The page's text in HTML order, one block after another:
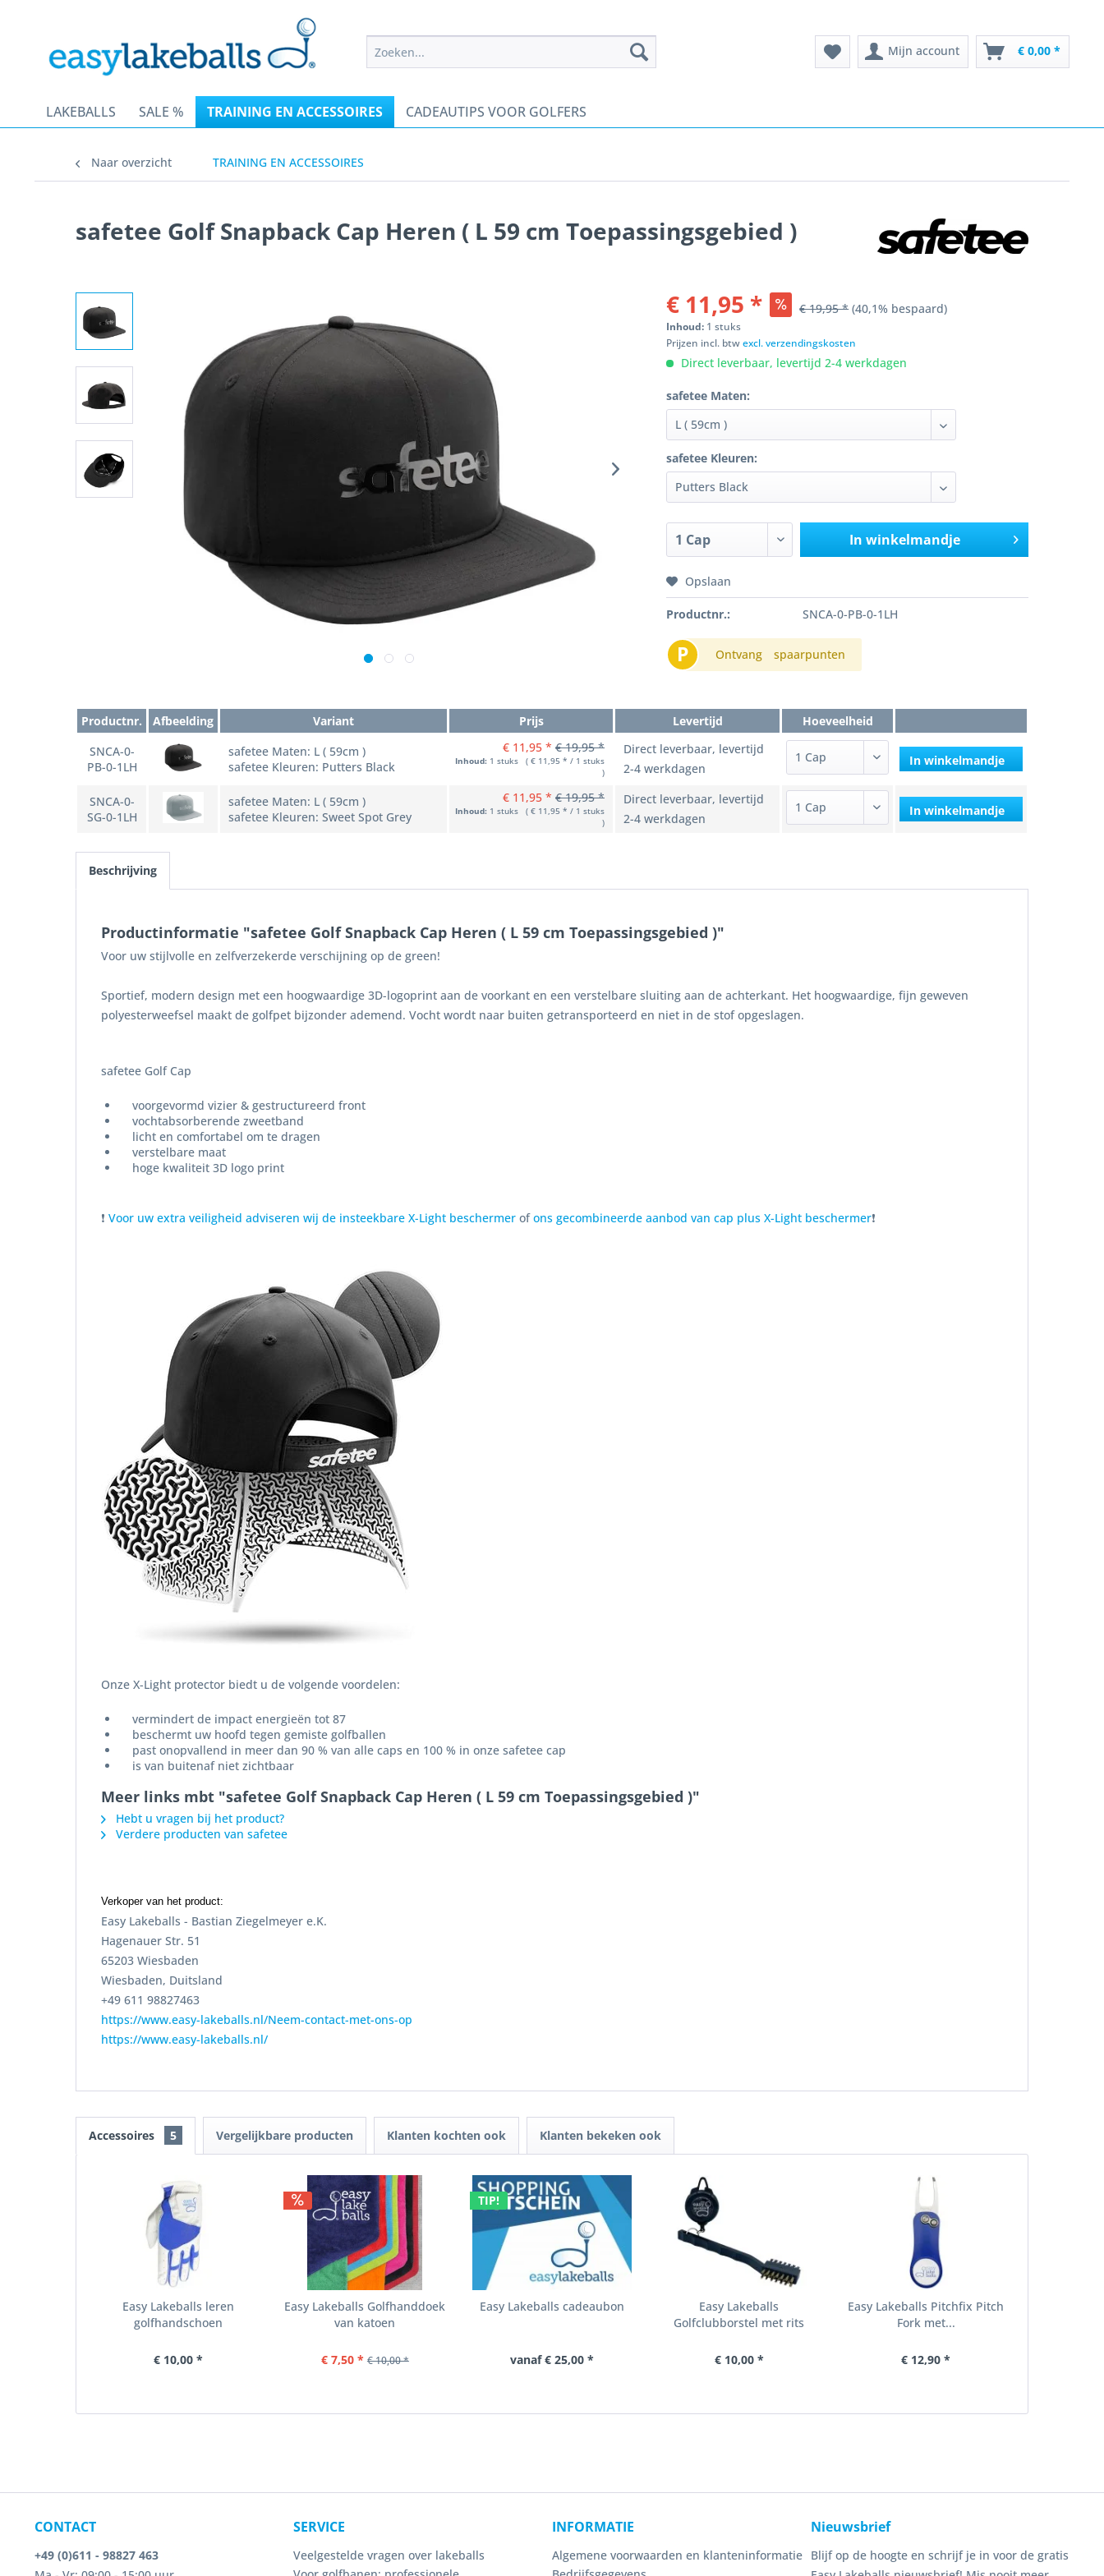
Mijn account € 0,00 *
LAKEBALLS SALE % TRAINING EN ACCESSOIRES CADEAUTIPS VOOR GOLFERS
Naar overzicht TRAINING EN ACCESSOIRES
safetee Golf Snapback Cap Heren ( L 59 cm Toepassingsgebied )
€ 11,95 * € 19,95 * (40,1% bespaard)
Inhoud: 1 stuks
Prijzen incl. btwexcl. verzendingskosten
Direct leverbaar, levertijd 2-4 werkdagen
safetee Maten:
safetee Kleuren:
In winkelmandje
Opslaan
Productnr.: SNCA-0-PB-0-1LH
P Ontvang spaarpunten
Productnr. Afbeelding Variant Prijs Levertijd
Hoeveelheid
SNCA-0-
PB-0-1LH
safetee Maten: L ( 59cm )
safetee Kleuren: Putters Black
€ 11,95 * € 19,95 *
Inhoud: 1 stuks ( € 11,95 * / 1 stuks
)
Direct leverbaar, levertijd
2-4 werkdagen
In winkelmandje
SNCA-0-
SG-0-1LH
safetee Maten: L ( 59cm )
safetee Kleuren: Sweet Spot Grey
€ 11,95 * € 19,95 *
Inhoud: 1 stuks ( € 11,95 * / 1 stuks
)
Direct leverbaar, levertijd
2-4 werkdagen
In winkelmandje
Beschrijving
Productinformatie "safetee Golf Snapback Cap Heren ( L 59 cm Toepassingsgebied )"
Voor uw stijlvolle en zelfverzekerde verschijning op de green!
Sportief, modern design met een hoogwaardige 3D-logoprint aan de voorkant en een verstelbare sluiting aan de achterkant. Het hoogwaardige, fijn geweven
polyesterweefsel maakt de golfpet bijzonder ademend. Vocht wordt naar buiten getransporteerd en niet in de stof opgeslagen.
safetee Golf Cap
voorgevormd vizier & gestructureerd front
vochtabsorberende zweetband
licht en comfortabel om te dragen
verstelbare maat
hoge kwaliteit 3D logo print
❗ Voor uw extra veiligheid adviseren wij de insteekbare X-Light beschermer ofons gecombineerde aanbod van cap plus X-Light beschermer❗
Onze X-Light protector biedt u de volgende voordelen:
vermindert de impact energieën tot 87
beschermt uw hoofd tegen gemiste golfballen
past onopvallend in meer dan 90 % van alle caps en 100 % in onze safetee cap
is van buitenaf niet zichtbaar
Meer links mbt "safetee Golf Snapback Cap Heren ( L 59 cm Toepassingsgebied )"
Hebt u vragen bij het product?
Verdere producten van safetee
Verkoper van het product:
Easy Lakeballs - Bastian Ziegelmeyer e.K.
Hagenauer Str. 51
65203 Wiesbaden
Wiesbaden, Duitsland
+49 611 98827463
https://www.easy-lakeballs.nl/Neem-contact-met-ons-op
https://www.easy-lakeballs.nl/
Accessoires 5 Vergelijkbare producten Klanten kochten ook Klanten bekeken ook
Easy Lakeballs leren
golfhandschoen
€ 10,00 *
Easy Lakeballs Golfhanddoek
van katoen
€ 7,50 * € 10,00 *
TIP!
Easy Lakeballs cadeaubon
vanaf € 25,00 *
Easy Lakeballs
Golfclubborstel met rits
€ 10,00 *
Easy Lakeballs Pitchfix Pitch
Fork met...
€ 12,90 *
CONTACT
+49 (0)611 - 98827 463
SERVICE
Veelgestelde vragen over lakeballs
INFORMATIE
Algemene voorwaarden en klanteninformatie
Nieuwsbrief
Blijf op de hoogte en schrijf je in voor de gratis